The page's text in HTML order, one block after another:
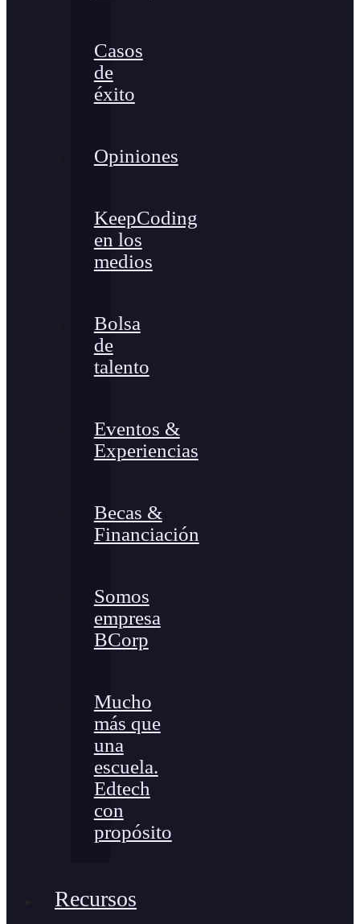
Casos
de
éxito
Opiniones
KeepCoding
en los
medios
Bolsa
de
talento
Eventos &
Experiencias
Becas &
Financiación
Somos
empresa
BCorp
Mucho
más que
una
escuela.
Edtech
con
propósito
Recursos